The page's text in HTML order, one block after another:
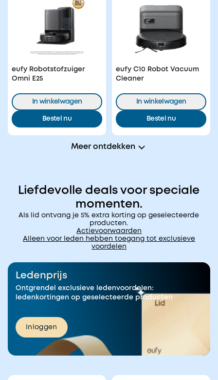
eufy Robotstofzuiger
Omni E25
In winkelwagen
Bestel nu
eufy C10 Robot Vacuum
Cleaner
In winkelwagen
Bestel nu
Meer ontdekken
Liefdevolle deals voor speciale
momenten.
Als lid ontvang je 5% extra korting op geselecteerde
producten.
Actievoorwaarden
Alleen voor leden hebben toegang tot exclusieve
voordelen
Ledenprijs
Ontgrendel exclusieve ledenvoordelen:
ledenkortingen op geselecteerde producten
Inloggen